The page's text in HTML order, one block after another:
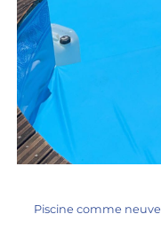
Piscine comme neuve